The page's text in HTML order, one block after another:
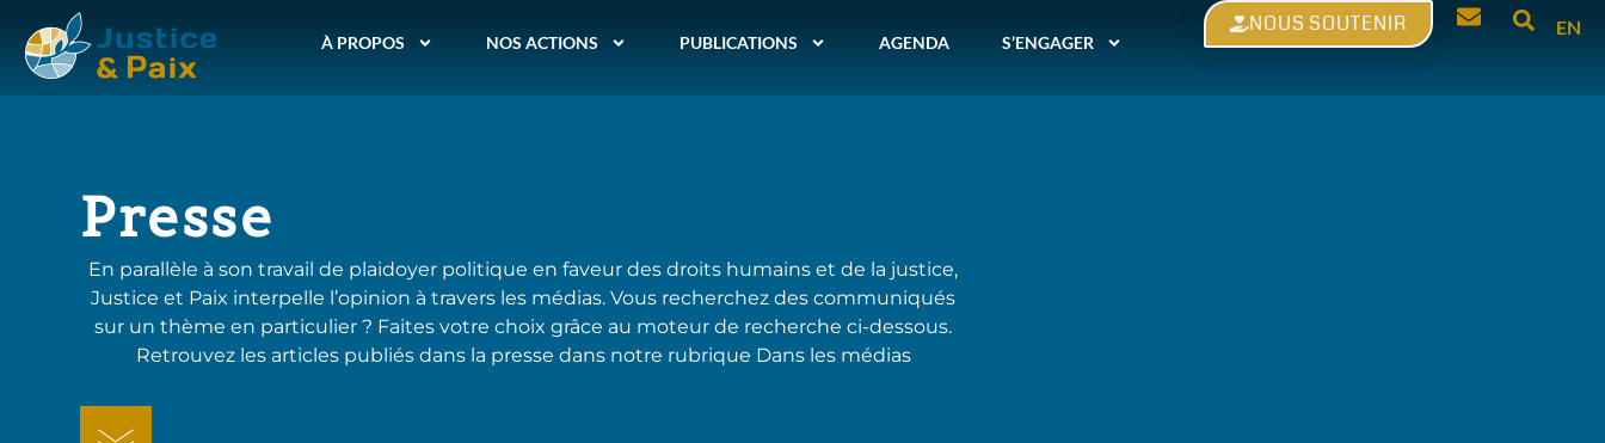
À PROPOS NOS ACTIONS PUBLICATIONS AGENDA S’ENGAGER
NOUS SOUTENIR EN
Presse
En parallèle à son travail de plaidoyer politique en faveur des droits humains et de la justice,
Justice et Paix interpelle l’opinion à travers les médias. Vous recherchez des communiqués
sur un thème en particulier ? Faites votre choix grâce au moteur de recherche ci-dessous.
Retrouvez les articles publiés dans la presse dans notre rubrique Dans les médias